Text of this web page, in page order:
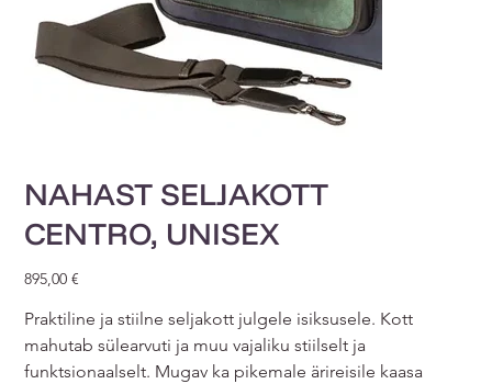
NAHAST SELJAKOTT
CENTRO, UNISEX
Price
895,00 €
Praktiline ja stiilne seljakott julgele isiksusele. Kott
mahutab sülearvuti ja muu vajaliku stiilselt ja
funktsionaalselt. Mugav ka pikemale ärireisile kaasa